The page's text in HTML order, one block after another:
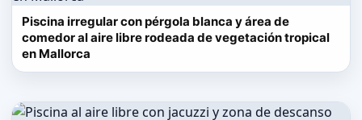
Piscina irregular con pérgola blanca y área de
comedor al aire libre rodeada de vegetación tropical
en Mallorca